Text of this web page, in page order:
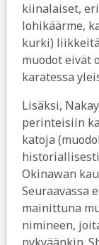
kiinalaiset,
lohikäärme,
kurki)
muodot eivät
karatessa
Lisäksi,
perinteisiin
katoja
Okinawan
Seuraavassa
mainittuna
nimineen,